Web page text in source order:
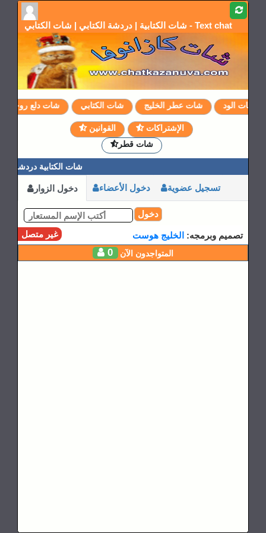
شات الكتابية | دردشة الكتابي | شات الكتابي - Text chat
شات دلع روحي شات الكتابي شات عطر الخليج شات الود
القوانين
الإشتراكات
شات قطر
شات الكتابية دردشة
دخول الزوار دخول الأعضاء تسجيل عضوية
دخول
غير متصل
تصميم وبرمجه: الخليج هوست
0 المتواجدون الآن